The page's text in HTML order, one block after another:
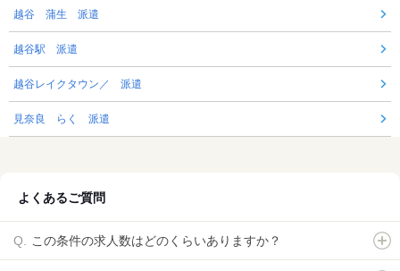
越谷 蒲生 派遣
越谷駅 派遣
越谷レイクタウン／ 派遣
見奈良 らく 派遣
よくあるご質問
この条件の求人数はどのくらいありますか？